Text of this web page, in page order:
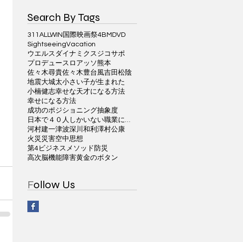
Search By Tags
311ALLWIN国際映画祭4BM DVD
SightseeingVacation
ウエルスダイナミクス ジコサポ
プロデュース ロアッソ熊本
佐々木尋貴佐々木豊台風吉田松陰
地震大城太小さい子が生まれた
小楠健志幸せな天才になる方法
幸せになる方法
成功のポジショニング抽象度
日本で４０人しかいない職業に就く方法
河村建一津波深川和利 澤村公康
火災 災害空中思想
第4ビジネスメソッド 防災
高次脳機能障害黄金のボタン
Follow Us